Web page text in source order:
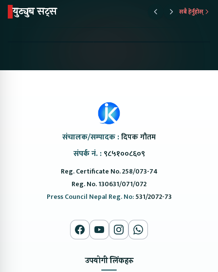
युट्युब सट्स सबै हेर्नुहोस्
संचालक/सम्पादक :दिपक गौतम
संपर्क नं. : ९८५१००८६०९
Reg. Certificate No. 258/073-74
Reg. No. 130631/071/072
Press Council Nepal Reg. No:531/2072-73
उपयोगी लिंकहरु